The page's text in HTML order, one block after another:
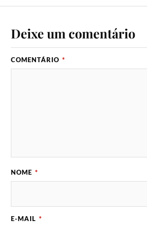
Deixe um comentário
COMENTÁRIO *
NOME *
E-MAIL *